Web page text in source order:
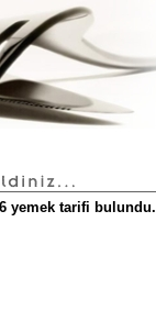
yemek tarifi bulundu.